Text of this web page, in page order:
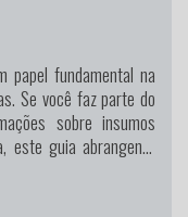
papel fundamental na
Se você faz parte do
sobre insumos
este guia abrangente